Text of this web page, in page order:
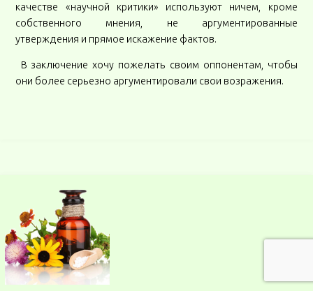
качестве «научной критики» используют ничем, кроме
собственного мнения, не аргументированные
утверждения и прямое искажение фактов.
В заключение хочу пожелать своим оппонентам, чтобы
они более серьезно аргументировали свои возражения.